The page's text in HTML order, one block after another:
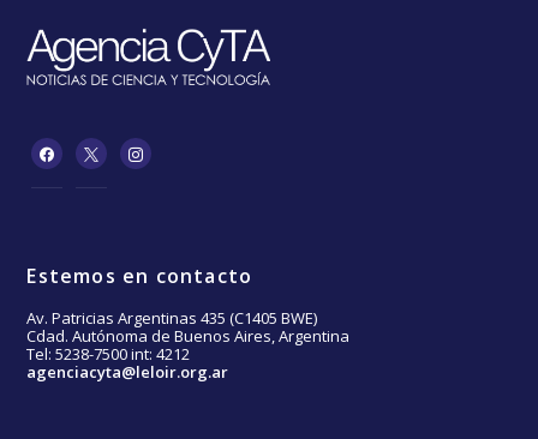
Estemos en contacto
Av. Patricias Argentinas 435 (C1405 BWE)
Cdad. Autónoma de Buenos Aires, Argentina
Tel: 5238-7500 int: 4212
agenciacyta@leloir.org.ar